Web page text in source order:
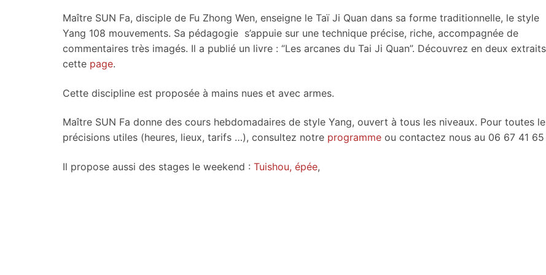
Maître SUN Fa, disciple de Fu Zhong Wen, enseigne le Taï Ji Quan dans sa forme traditionnelle, le style
Yang 108 mouvements. Sa pédagogie s’appuie sur une technique précise, riche, accompagnée de
commentaires très imagés. Il a publié un livre : “Les arcanes du Tai Ji Quan”. Découvrez en deux
cette page.
Cette discipline est proposée à mains nues et avec armes.
Maître SUN Fa donne des cours hebdomadaires de style Yang, ouvert à tous les niveaux. Pour toutes
précisions utiles (heures, lieux, tarifs …), consultez notre programme ou contactez nous au 06 67 41
Il propose aussi des stages le weekend : Tuishou, épée,